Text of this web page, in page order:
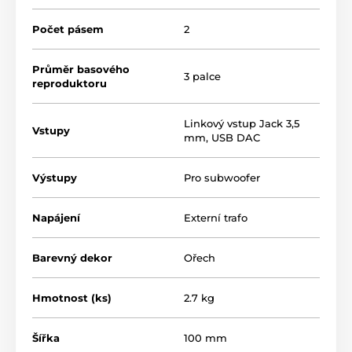
každé hlasitosti
Stvořeno pro váš počítač
Model
můžete ke zdroji zvuku připojit pomocí
Počet pásem 2
Průměr basového
reproduktoru
3 palce
Vstupy
Linkový vstup Jack 3,5
mm, USB DAC
Výstupy Pro subwoofer
Napájení Externí trafo
Barevný dekor Ořech
Hmotnost (ks) 2.7 kg
Šířka 100 mm